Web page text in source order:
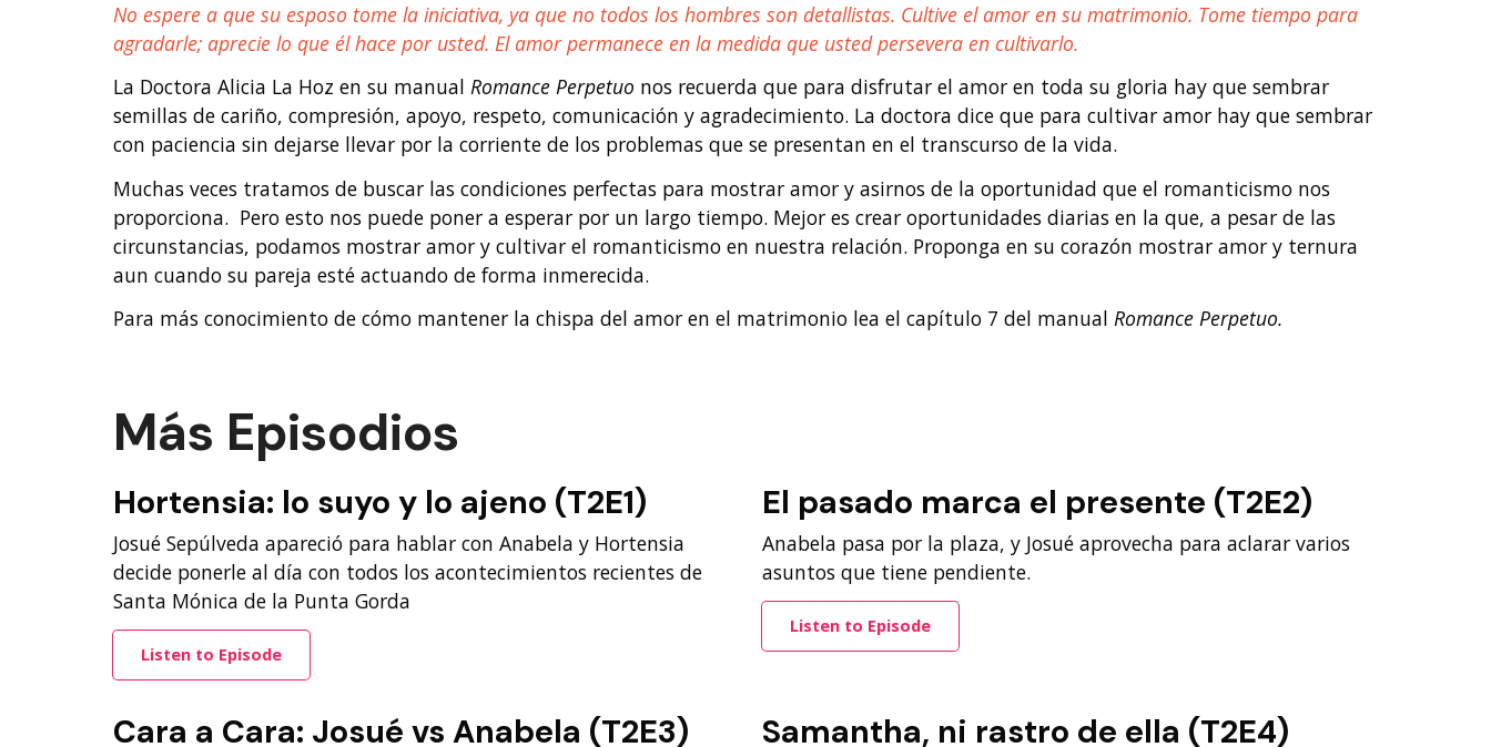
No espere a que su esposo tome la iniciativa, ya que no todos los hombres son detallistas. Cultive el amor en su matrimonio. Tome tiempo para
agradarle; aprecie lo que él hace por usted. El amor permanece en la medida que usted persevera en cultivarlo.
La Doctora Alicia La Hoz en su manual Romance Perpetuo nos recuerda que para disfrutar el amor en toda su gloria hay que sembrar
semillas de cariño, compresión, apoyo, respeto, comunicación y agradecimiento. La doctora dice que para cultivar amor hay que sembrar
con paciencia sin dejarse llevar por la corriente de los problemas que se presentan en el transcurso de la vida.
Muchas veces tratamos de buscar las condiciones perfectas para mostrar amor y asirnos de la oportunidad que el romanticismo nos
proporciona. Pero esto nos puede poner a esperar por un largo tiempo. Mejor es crear oportunidades diarias en la que, a pesar de las
circunstancias, podamos mostrar amor y cultivar el romanticismo en nuestra relación. Proponga en su corazón mostrar amor y ternura
aun cuando su pareja esté actuando de forma inmerecida.
Para más conocimiento de cómo mantener la chispa del amor en el matrimonio lea el capítulo 7 del manual Romance Perpetuo.
Más Episodios
Hortensia: lo suyo y lo ajeno (T2E1)
Josué Sepúlveda apareció para hablar con Anabela y Hortensia
decide ponerle al día con todos los acontecimientos recientes de
Santa Mónica de la Punta Gorda
Listen to Episode
El pasado marca el presente (T2E2)
Anabela pasa por la plaza, y Josué aprovecha para aclarar varios
asuntos que tiene pendiente.
Listen to Episode
Cara a Cara: Josué vs Anabela (T2E3) Samantha, ni rastro de ella (T2E4)